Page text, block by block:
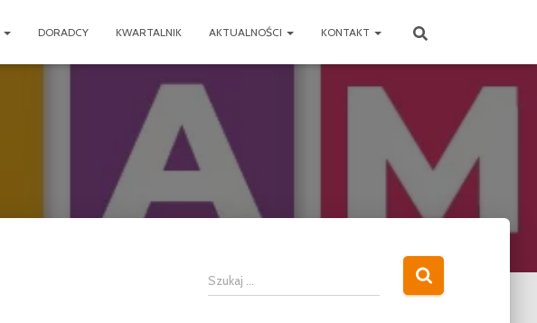
DORADCY KWARTALNIK AKTUALNOŚCI KONTAKT
S
z
Szukaj …